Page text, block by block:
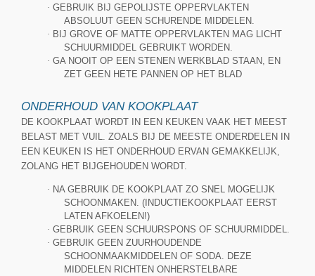
· GEBRUIK BIJ GEPOLIJSTE OPPERVLAKTEN
ABSOLUUT GEEN SCHURENDE MIDDELEN.
· BIJ GROVE OF MATTE OPPERVLAKTEN MAG LICHT
SCHUURMIDDEL GEBRUIKT WORDEN.
· GA NOOIT OP EEN STENEN WERKBLAD STAAN, EN
ZET GEEN HETE PANNEN OP HET BLAD
ONDERHOUD VAN KOOKPLAAT
DE KOOKPLAAT WORDT IN EEN KEUKEN VAAK HET MEEST
BELAST MET VUIL. ZOALS BIJ DE MEESTE ONDERDELEN IN
EEN KEUKEN IS HET ONDERHOUD ERVAN GEMAKKELIJK,
ZOLANG HET BIJGEHOUDEN WORDT.
· NA GEBRUIK DE KOOKPLAAT ZO SNEL MOGELIJK
SCHOONMAKEN. (INDUCTIEKOOKPLAAT EERST
LATEN AFKOELEN!)
· GEBRUIK GEEN SCHUURSPONS OF SCHUURMIDDEL.
· GEBRUIK GEEN ZUURHOUDENDE
SCHOONMAAKMIDDELEN OF SODA. DEZE
MIDDELEN RICHTEN ONHERSTELBARE